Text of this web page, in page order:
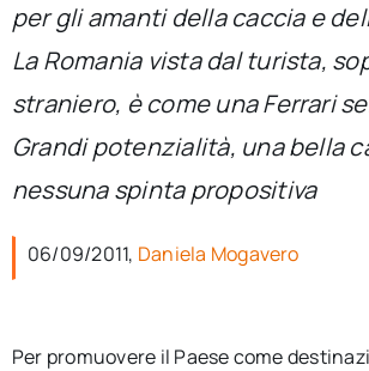
Chi siamo
per:
Newsletter
Ita
per gli amanti della caccia e
La Romania vista dal turista,
straniero, è come una Ferrari
Grandi potenzialità, una bella
nessuna spinta propositiva
06/09/2011, Daniela Mogavero
Per promuovere il Paese come